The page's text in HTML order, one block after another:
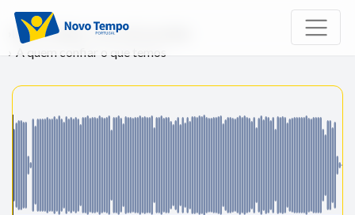
Início Rádio
Luz na Escuridão
A quem confiar o que temos